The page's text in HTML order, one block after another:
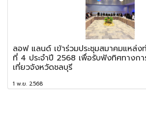
ลอฟ แลนด์ เข้าร่วมประชุมสมาคมแหล่ง
ที่ 4 ประจำปี 2568 เพื่อรับฟังทิศทางก
เที่ยวจังหวัดชลบุรี
1 พ.ย. 2568